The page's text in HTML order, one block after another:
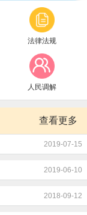
法律法规
人民调解
查看更多
2019-07-15
2019-06-10
2018-09-12